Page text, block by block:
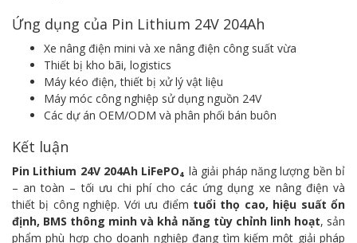
Ứng dụng của Pin Lithium 24V 204Ah
Xe nâng điện mini và xe nâng điện công suất vừa
Thiết bị kho bãi, logistics
Máy kéo điện, thiết bị xử lý vật liệu
Máy móc công nghiệp sử dụng nguồn 24V
Các dự án OEM/ODM và phân phối bán buôn
Kết luận
Pin Lithium 24V 204Ah LiFePO₄ là giải pháp năng lượng bền bỉ
– an toàn – tối ưu chi phí cho các ứng dụng xe nâng điện và
thiết bị công nghiệp. Với ưu điểm tuổi thọ cao, hiệu suất ổn
định, BMS thông minh và khả năng tùy chỉnh linh hoạt, sản
phẩm phù hợp cho doanh nghiệp đang tìm kiếm một giải pháp